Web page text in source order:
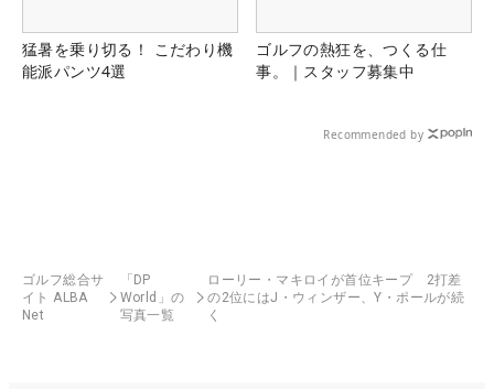
猛暑を乗り切る！ こだわり機
能派パンツ4選
ゴルフの熱狂を、つくる仕
事。｜スタッフ募集中
Recommended by
ゴルフ総合サ
イト ALBA
Net
「DP
World」の
写真一覧
ローリー・マキロイが首位キープ 2打差
の2位にはJ・ウィンザー、Y・ポールが続
く